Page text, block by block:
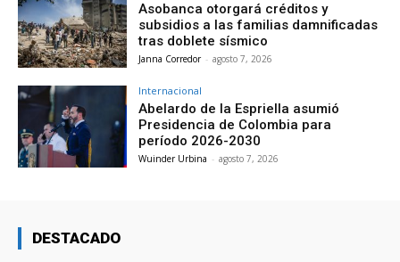
Asobanca otorgará créditos y
subsidios a las familias damnificadas
tras doblete sísmico
Janna Corredor - agosto 7, 2026
Internacional
Abelardo de la Espriella asumió
Presidencia de Colombia para
período 2026-2030
Wuinder Urbina - agosto 7, 2026
DESTACADO